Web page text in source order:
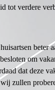
tot verdere
beter
om
dat deze
zullen